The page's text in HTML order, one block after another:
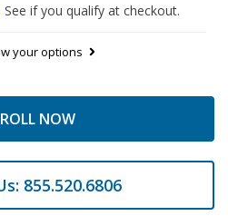
. See if you qualify at checkout.
your options
NOW
855.520.6806